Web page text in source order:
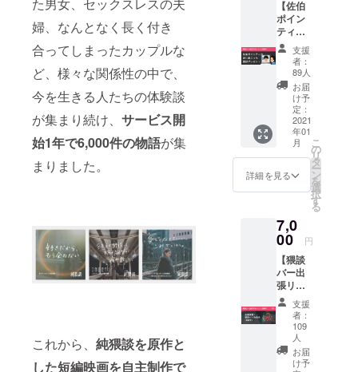
た男女、セックスレスの夫
婦、なんとなく長く付き
合ってしまったカップルな
ど、様々な関係性の中で、
今を生きる人たちの体験談
が集まり続け、 サービス開
始1年で6,000件の物語が集
まりました。
これから、 純猥談を原作と
した短編映画を自主制作で
するお
名前と
弊社で
判断し
た場
合、文
字数が9
文字以
上と
なって
いた場
合、
CAMPF
IREのア
カウン
はこち
らで8文
字以下
に編集
したお
名前を
記載さ
せてい
ただき
ます。
◎限定
オリジ
作『触
れた、
だけ
だっ
た。』
キャス
トも登
壇予
定！ ・
会場：
『映画
美学校
試写
室』東
山町1−5
KINOH
AUS地
下1階
・日
時：
2020/12
/23(水)
20:00~
21:00 ※
新型コ
ロナウ
イルス
@渋谷
一足先
に完成
作品を
確認い
ただけ
る先行
上映と
キャス
ト・監
督によ
るアフ
ター
トーク
だけま
す。前
作『触
れた、
だけ
だっ
た。』
キャス
トも登
壇予
定！ ・
会場：
お名前
掲載
【大】
・限定
オリジ
ナルク
リアス
テッ
カー
・オン
ライン
での本
編動画
先行公
◎先行
試写イ
ベント
参加券
@渋谷
一足先
に完成
作品を
確認い
ただけ
る先行
上映と
【佐伯
ポイン
ティ自
身の身
に起
こった
猥談
パッ
ク】 い
つもい
ろんな
猥談を
聞く側
の佐伯
ポイン
ティ。
自分の
身に起
きた猥
談5つを
動画に
てお届
けしま
す〜！
※購入時
に入力
いただ
いた
支援
者：
89人
お届
け予
定：
2021
年01
月
詳細を見る
こ
の
リ
タ
ー
ン
を
選
択
す
る
7,0
00 円
【猥談
バー出
張リ
ター
ン：会
員権1年
分】 ■
リター
ン内容
支援
者：
109
人
お届
け予